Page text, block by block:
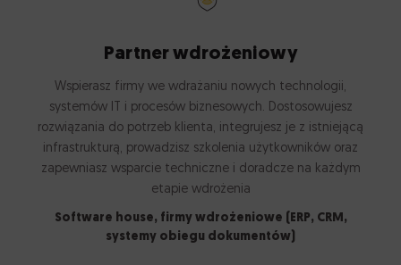
Partner wdrożeniowy
Wspierasz firmy we wdrażaniu nowych technologii,
systemów IT i procesów biznesowych. Dostosowujesz
rozwiązania do potrzeb klienta, integrujesz je z istniejącą
infrastrukturą, prowadzisz szkolenia użytkowników oraz
zapewniasz wsparcie techniczne i doradcze na każdym
etapie wdrożenia
Software house, firmy wdrożeniowe (ERP, CRM,
systemy obiegu dokumentów)